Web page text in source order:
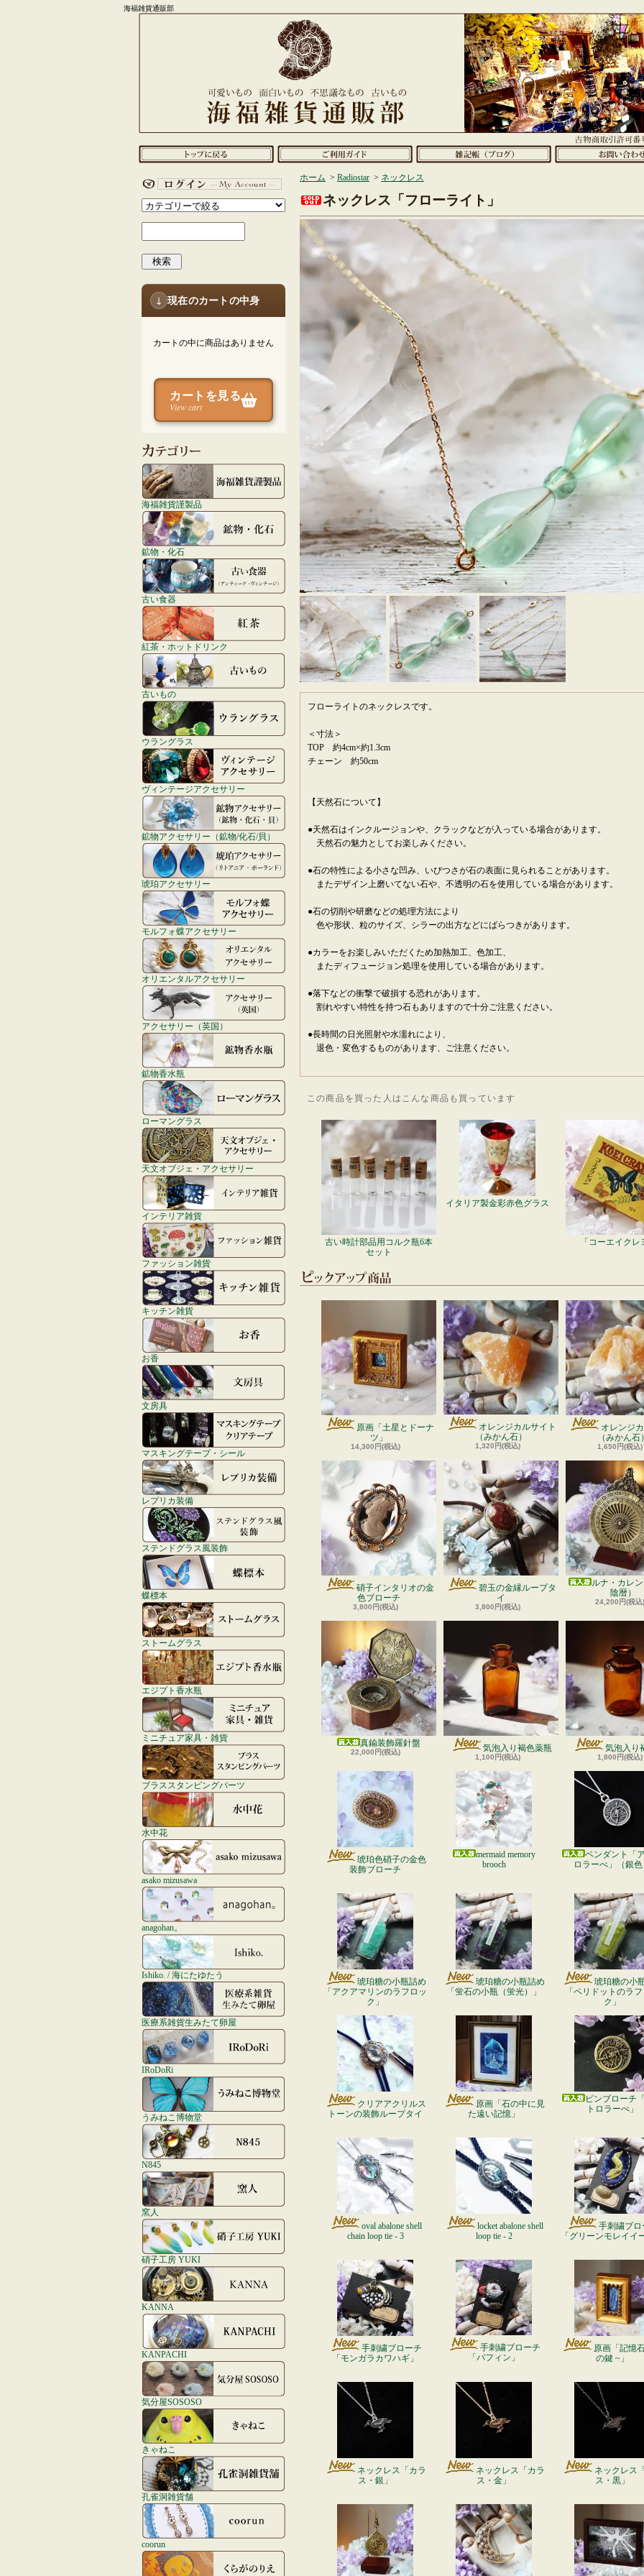
海福雑貨通販部
検索
↓ 現在のカートの中身
カートの中に商品はありません
カートを見る
View cart
海福雑貨謹製品
鉱物・化石
古い食器
紅茶・ホットドリンク
古いもの
ウラングラス
ヴィンテージアクセサリー
鉱物アクセサリー（鉱物/化石/貝）
琥珀アクセサリー
モルフォ蝶アクセサリー
オリエンタルアクセサリー
アクセサリー（英国）
鉱物香水瓶
ローマングラス
天文オブジェ・アクセサリー
インテリア雑貨
ファッション雑貨
キッチン雑貨
お香
文房具
マスキングテープ・シール
レプリカ装備
ステンドグラス風装飾
蝶標本
ストームグラス
エジプト香水瓶
ミニチュア家具・雑貨
ブラススタンピングパーツ
水中花
asako mizusawa
anagohan。
Ishiko. / 海にたゆたう
医療系雑貨生みたて卵屋
IRoDoRi
うみねこ博物堂
N845
窯人
硝子工房 YUKI
KANNA
KANPACHI
気分屋SOSOSO
きゃねこ
孔雀洞雑貨舗
coorun
ホーム > Radiostar > ネックレス
ネックレス「フローライト」
フローライトのネックレスです。
＜寸法＞
TOP 約4cm×約1.3cm
チェーン 約50cm
【天然石について】
●天然石はインクルージョンや、クラックなどが入っている場合があります。
天然石の魅力としてお楽しみください。
●石の特性による小さな凹み、いびつさが石の表面に見られることがあります。
またデザイン上磨いてない石や、不透明の石を使用している場合があります。
●石の切削や研磨などの処理方法により
色や形状、粒のサイズ、シラーの出方などにばらつきがあります。
●カラーをお楽しみいただくため加熱加工、色加工、
またディフュージョン処理を使用している場合があります。
●落下などの衝撃で破損する恐れがあります。
割れやすい特性を持つ石もありますので十分ご注意ください。
●長時間の日光照射や水濡れにより、
退色・変色するものがあります、ご注意ください。
この商品を買った人はこんな商品も買っています
古い時計部品用コルク瓶6本
セット
イタリア製金彩赤色グラス
「コーエイクレ
原画「土星とドーナ
ツ」
14,300円(税込)
オレンジカルサイト
（みかん石）
1,320円(税込)
オレンジ
（みかん石
1,650円(税込)
硝子インタリオの金
色ブローチ
3,800円(税込)
碧玉の金縁ループタ
イ
3,800円(税込)
ルナ・カレ
陰暦）
24,200円(税込)
真鍮装飾羅針盤
22,000円(税込) 気泡入り褐色薬瓶
1,100円(税込)
気泡入り
1,800円(税込)
琥珀色硝子の金色
装飾ブローチ
mermaid memory
brooch
ペンダント「
ロラーべ」（銀
琥珀糖の小瓶詰め
「アクアマリンのラフロッ
ク」
琥珀糖の小瓶詰め
「蛍石の小瓶（蛍光）」
琥珀糖の小
「ペリドットのラ
ク」
クリアアクリルス
トーンの装飾ループタイ
原画「石の中に見
た遠い記憶」
ピンブローチ
トロラーべ」
oval abalone shell
chain loop tie - 3
locket abalone shell
loop tie - 2
手刺繍ブロ
「グリーンモレイイ
手刺繍ブローチ
「モンガラカワハギ」
手刺繍ブローチ
「パフィン」
原画「記憶
の鍵 ~」
ネックレス「カラ
ス・銀」
ネックレス「カラ
ス・金」
ネックレス
ス・黒」